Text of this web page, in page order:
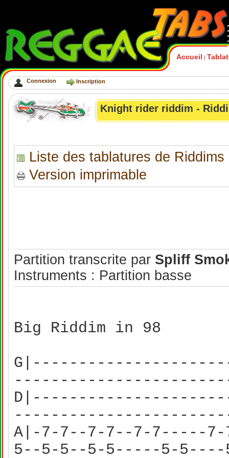
Accueil |
Connexion Inscription
Knight rider riddim -
Liste des tablatures de Riddims
Version imprimable
Partition transcrite par Spliff
Instruments : Partition basse
Big Riddim in 98
A|-7-7--7-7--7-7-----
5--5-5--5-5-----5-